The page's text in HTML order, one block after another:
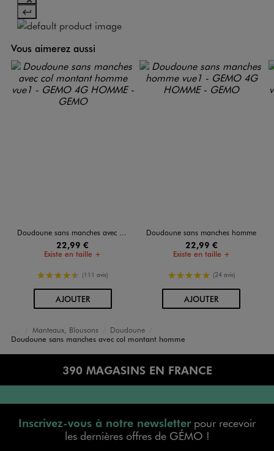
Vous aimerez aussi
Doudoune sans manches avec col montant homme
22,99 €
Existe en taille +
4.5/5 de moyenne
(111 avis)
AJOUTERAU PANIER
Doudoune sans manches homme
22,99 €
Existe en taille +
5/5 de moyenne
(24 avis)
AJOUTERAU PANIER
Accueil
Homme
Vêtements
Manteaux, Blousons
Doudoune
Doudoune sans manches avec col montant homme
390 MAGASINS EN FRANCE
Inscrivez-vous à notre newsletterpour recevoir
les dernières offres de GÉMO !